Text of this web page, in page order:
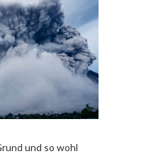
und so wohl